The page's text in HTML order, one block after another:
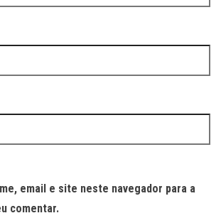
email e site neste navegador para a
comentar.